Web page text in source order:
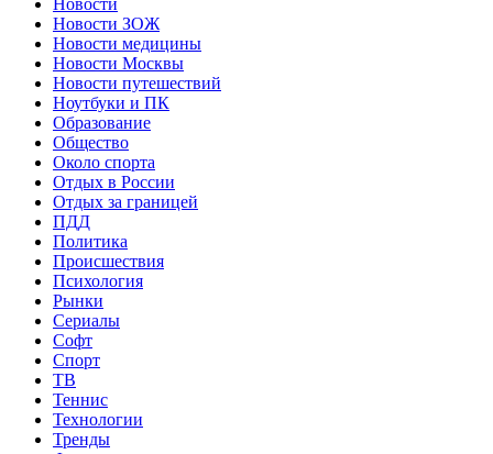
Новости ЗОЖ
Новости медицины
Новости Москвы
Новости путешествий
Ноутбуки и ПК
Образование
Общество
Около спорта
Отдых в России
Отдых за границей
ПДД
Политика
Происшествия
Психология
Рынки
Сериалы
Софт
Спорт
ТВ
Теннис
Технологии
Тренды